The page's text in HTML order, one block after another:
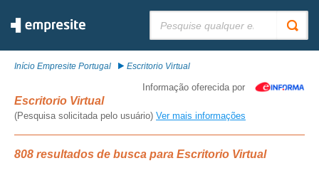
Início Empresite Portugal Escritorio Virtual
Informação oferecida por
Escritorio Virtual
(Pesquisa solicitada pelo usuário) Ver mais informações
808 resultados de busca para Escritorio Virtual